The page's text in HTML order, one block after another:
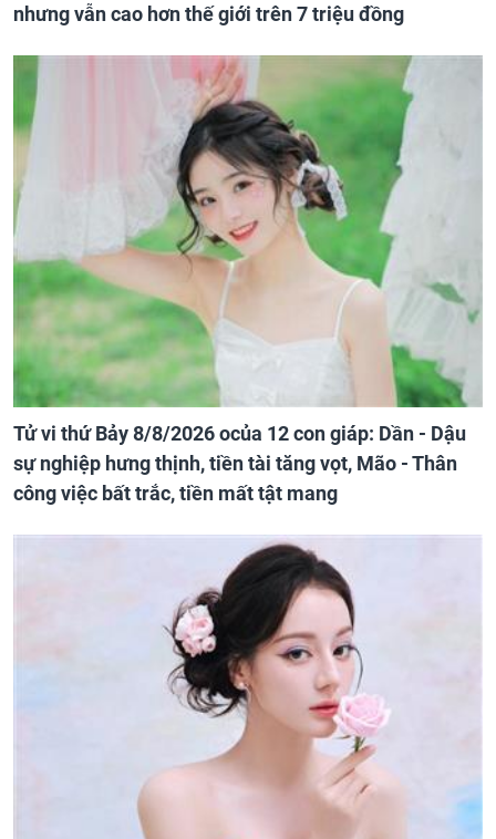
nhưng vẫn cao hơn thế giới trên 7 triệu đồng
Tử vi thứ Bảy 8/8/2026 ocủa 12 con giáp: Dần - Dậu
sự nghiệp hưng thịnh, tiền tài tăng vọt, Mão - Thân
công việc bất trắc, tiền mất tật mang